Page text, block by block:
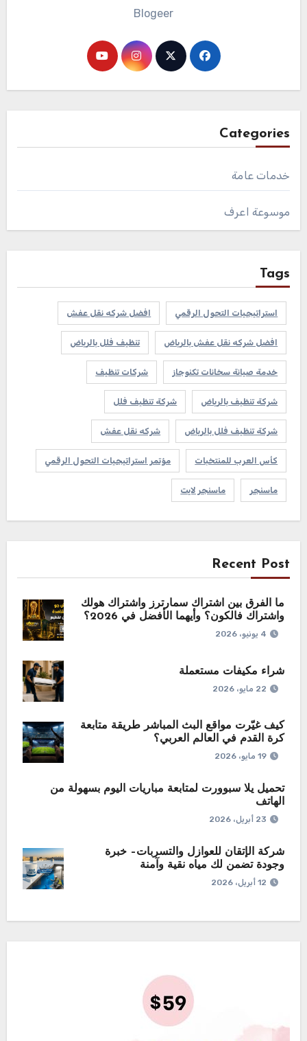
Blogeer
Categories
خدمات عامة
موسوعة اعرف
Tags
استراتيجيات التحول الرقمي افضل شركه نقل عفش
افضل شركه نقل عفش بالرياض تنظيف فلل بالرياض
خدمة صيانة سخانات تكنوجاز شركات تنظيف
شركة تنظيف بالرياض شركة تنظيف فلل
شركة تنظيف فلل بالرياض شركه نقل عفش
كأس العرب للمنتخبات مؤتمر استراتيجيات التحول الرقمي
ماسنجر ماسنجر لايت
Recent Post
ما الفرق بين اشتراك سمارترز واشتراك هولك
واشتراك فالكون؟ وأيهما الأفضل في 2026؟
4 يونيو، 2026
شراء مكيفات مستعملة
22 مايو، 2026
كيف غيّرت مواقع البث المباشر طريقة متابعة
كرة القدم في العالم العربي؟
19 مايو، 2026
تحميل يلا سبوورت لمتابعة مباريات اليوم بسهولة من
الهاتف
23 أبريل، 2026
شركة الإتقان للعوازل والتسربات– خبرة
وجودة تضمن لك مياه نقية وآمنة
12 أبريل، 2026